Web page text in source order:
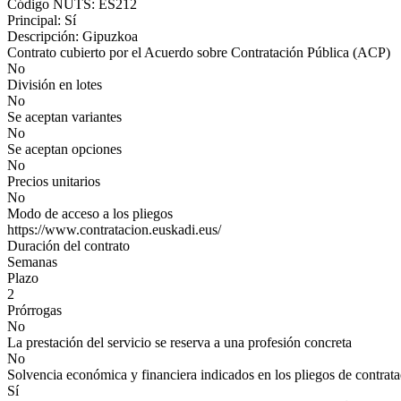
Código NUTS: ES212
Principal: Sí
Descripción: Gipuzkoa
Contrato cubierto por el Acuerdo sobre Contratación Pública (ACP)
No
División en lotes
No
Se aceptan variantes
No
Se aceptan opciones
No
Precios unitarios
No
Modo de acceso a los pliegos
https://www.contratacion.euskadi.eus/
Duración del contrato
Semanas
Plazo
2
Prórrogas
No
La prestación del servicio se reserva a una profesión concreta
No
Solvencia económica y financiera indicados en los pliegos de
Sí